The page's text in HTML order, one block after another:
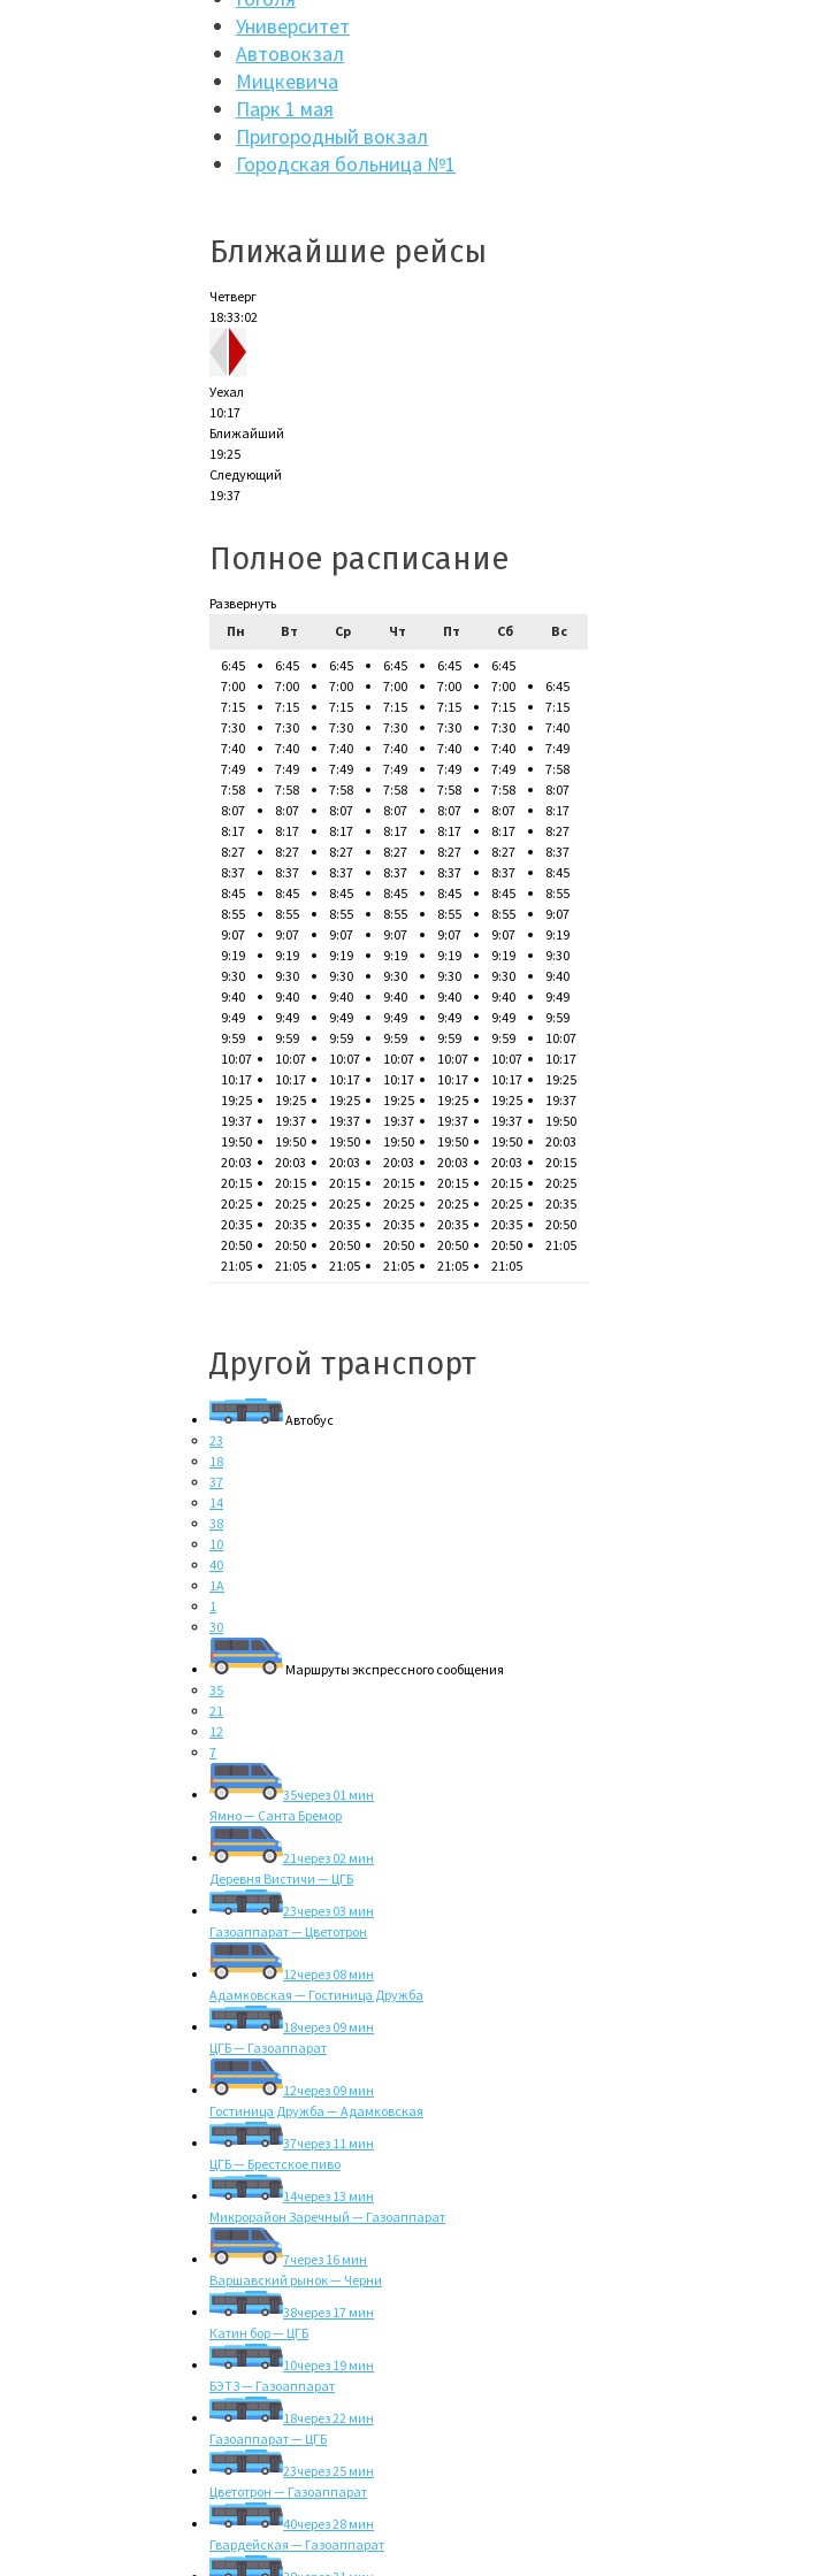
Университет
Автовокзал
Мицкевича
Парк 1 мая
Пригородный вокзал
Городская больница №1
Ближайшие рейсы
Четверг
18:33:02
Уехал
10:17
Ближайший
19:25
Следующий
19:37
Полное расписание
Развернуть
Пн
Вт Ср Чт Пт Сб
Вс
6:45
7:00
7:15
7:30
7:40
7:49
7:58
8:07
8:17
8:27
8:37
8:45
8:55
9:07
9:19
9:30
9:40
9:49
9:59
10:07
10:17
19:25
19:37
19:50
20:03
20:15
20:25
20:35
20:50
21:05
6:45
7:00
7:15
7:30
7:40
7:49
7:58
8:07
8:17
8:27
8:37
8:45
8:55
9:07
9:19
9:30
9:40
9:49
9:59
10:07
10:17
19:25
19:37
19:50
20:03
20:15
20:25
20:35
20:50
21:05
6:45
7:00
7:15
7:30
7:40
7:49
7:58
8:07
8:17
8:27
8:37
8:45
8:55
9:07
9:19
9:30
9:40
9:49
9:59
10:07
10:17
19:25
19:37
19:50
20:03
20:15
20:25
20:35
20:50
21:05
6:45
7:00
7:15
7:30
7:40
7:49
7:58
8:07
8:17
8:27
8:37
8:45
8:55
9:07
9:19
9:30
9:40
9:49
9:59
10:07
10:17
19:25
19:37
19:50
20:03
20:15
20:25
20:35
20:50
21:05
6:45
7:00
7:15
7:30
7:40
7:49
7:58
8:07
8:17
8:27
8:37
8:45
8:55
9:07
9:19
9:30
9:40
9:49
9:59
10:07
10:17
19:25
19:37
19:50
20:03
20:15
20:25
20:35
20:50
21:05
6:45
7:00
7:15
7:30
7:40
7:49
7:58
8:07
8:17
8:27
8:37
8:45
8:55
9:07
9:19
9:30
9:40
9:49
9:59
10:07
10:17
19:25
19:37
19:50
20:03
20:15
20:25
20:35
20:50
21:05
6:45
7:15
7:40
7:49
7:58
8:07
8:17
8:27
8:37
8:45
8:55
9:07
9:19
9:30
9:40
9:49
9:59
10:07
10:17
19:25
19:37
19:50
20:03
20:15
20:25
20:35
20:50
21:05
Другой транспорт
Автобус
23
18
37
14
38
10
40
1А
1
30
Маршруты экспрессного сообщения
35
21
12
7
35через 01 мин
Ямно — Санта Бремор
21через 02 мин
Деревня Вистичи — ЦГБ
23через 03 мин
Газоаппарат — Цветотрон
12через 08 мин
Адамковская — Гостиница Дружба
18через 09 мин
ЦГБ — Газоаппарат
12через 09 мин
Гостиница Дружба — Адамковская
37через 11 мин
ЦГБ — Брестское пиво
14через 13 мин
Микрорайон Заречный — Газоаппарат
7через 16 мин
Варшавский рынок — Черни
38через 17 мин
Катин бор — ЦГБ
10через 19 мин
БЭТЗ — Газоаппарат
18через 22 мин
Газоаппарат — ЦГБ
23через 25 мин
Цветотрон — Газоаппарат
40через 28 мин
Гвардейская — Газоаппарат